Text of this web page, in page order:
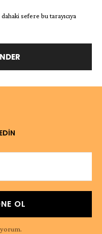
sefere bu tarayıcıya
OL